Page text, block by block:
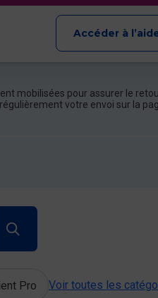
Accéder à
mobilisées pour assurer le
votre envoi sur la
Pro Voir toutes les